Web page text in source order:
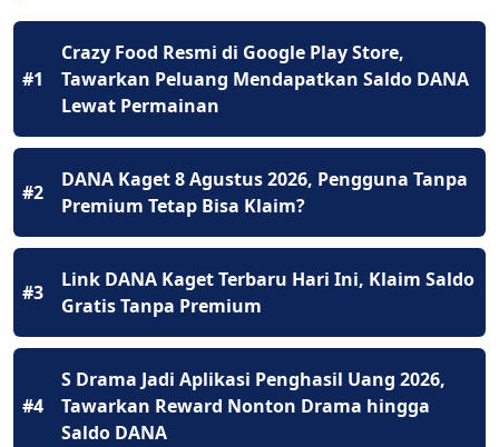
#1
Crazy Food Resmi di Google Play Store,
Tawarkan Peluang Mendapatkan Saldo DANA
Lewat Permainan
#2
DANA Kaget 8 Agustus 2026, Pengguna Tanpa
Premium Tetap Bisa Klaim?
#3
Link DANA Kaget Terbaru Hari Ini, Klaim Saldo
Gratis Tanpa Premium
#4
S Drama Jadi Aplikasi Penghasil Uang 2026,
Tawarkan Reward Nonton Drama hingga
Saldo DANA